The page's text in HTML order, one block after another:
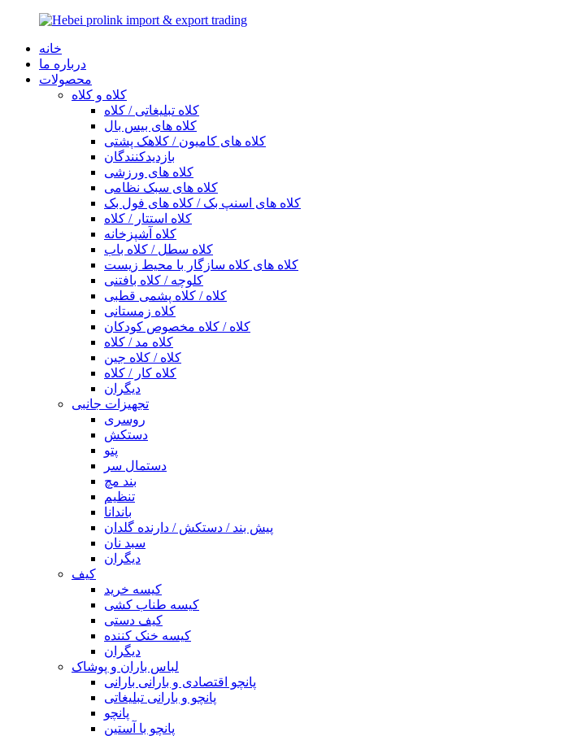
خانه
درباره ما
محصولات
کلاه و کلاه
کلاه تبلیغاتی / کلاه
کلاه های بیس بال
کلاه های کامیون / کلاهک پشتی
بازدیدکنندگان
کلاه های ورزشی
کلاه های سبک نظامی
کلاه های اسنپ بک / کلاه های فول بک
کلاه استتار / کلاه
کلاه آشپزخانه
کلاه سطل / کلاه باب
کلاه های کلاه سازگار با محیط زیست
کلوچه / کلاه بافتنی
کلاه / کلاه پشمی قطبی
کلاه زمستانی
کلاه / کلاه مخصوص کودکان
کلاه مد / کلاه
کلاه / کلاه جین
کلاه کار / کلاه
دیگران
تجهیزات جانبی
روسری
دستکش
پتو
دستمال سر
بند مچ
تنظیم
باندانا
پیش بند / دستکش / دارنده گلدان
سبد نان
دیگران
کیف
کیسه خرید
کیسه طناب کشی
کیف دستی
کیسه خنک کننده
دیگران
لباس باران و پوشاک
پانچو اقتصادی و بارانی بارانی
پانچو و بارانی تبلیغاتی
پانچو
پانچو با آستین